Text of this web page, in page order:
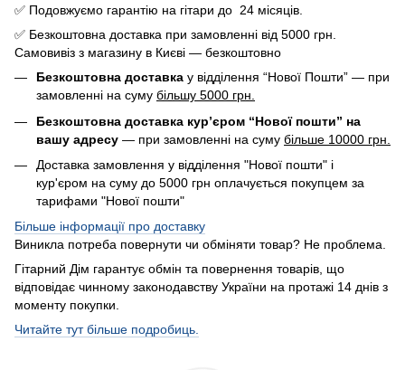
✅ Подовжуємо гарантію на гітари до 24 місяців.
✅ Безкоштовна доставка при замовленні від 5000 грн.
Самовивіз з магазину в Києві — безкоштовно
Безкоштовна доставка у відділення “Нової Пошти” — при
замовленні на суму більшу 5000 грн.
Безкоштовна доставка кур’єром “Нової пошти” на
вашу адресу — при замовленні на суму більше 10000 грн.
Доставка замовлення у відділення "Нової пошти" і
кур'єром на суму до 5000 грн оплачується покупцем за
тарифами "Нової пошти"
Більше інформації про доставку
Виникла потреба повернути чи обміняти товар? Не проблема.
Гітарний Дім гарантує обмін та повернення товарів, що
відповідає чинному законодавству України на протажі 14 днів з
моменту покупки.
Читайте тут більше подробиць.